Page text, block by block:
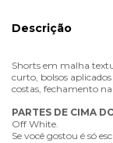
Descrição
Shorts em malha
curto, bolsos
costas, fechamento
PARTES DE CIMA
Off White.
Se você gostou é só